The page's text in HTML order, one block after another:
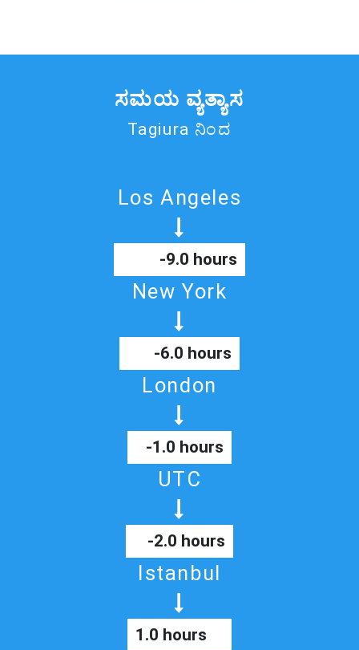
ಸಮಯ ವ್ಯತ್ಯಾಸ
Tagiura ನಿಂದ
Los Angeles
-9.0 hours
New York
-6.0 hours
London
-1.0 hours
UTC
-2.0 hours
Istanbul
1.0 hours